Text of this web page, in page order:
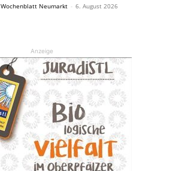
Wochenblatt Neumarkt - 6. August 2026
Anzeige